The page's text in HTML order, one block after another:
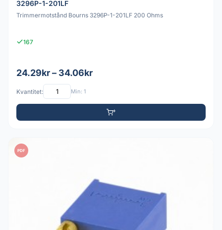
3296P-1-201LF
Trimmermotstånd Bourns 3296P-1-201LF 200 Ohms
167
24.29kr – 34.06kr
Kvantitet: Min: 1
PDF